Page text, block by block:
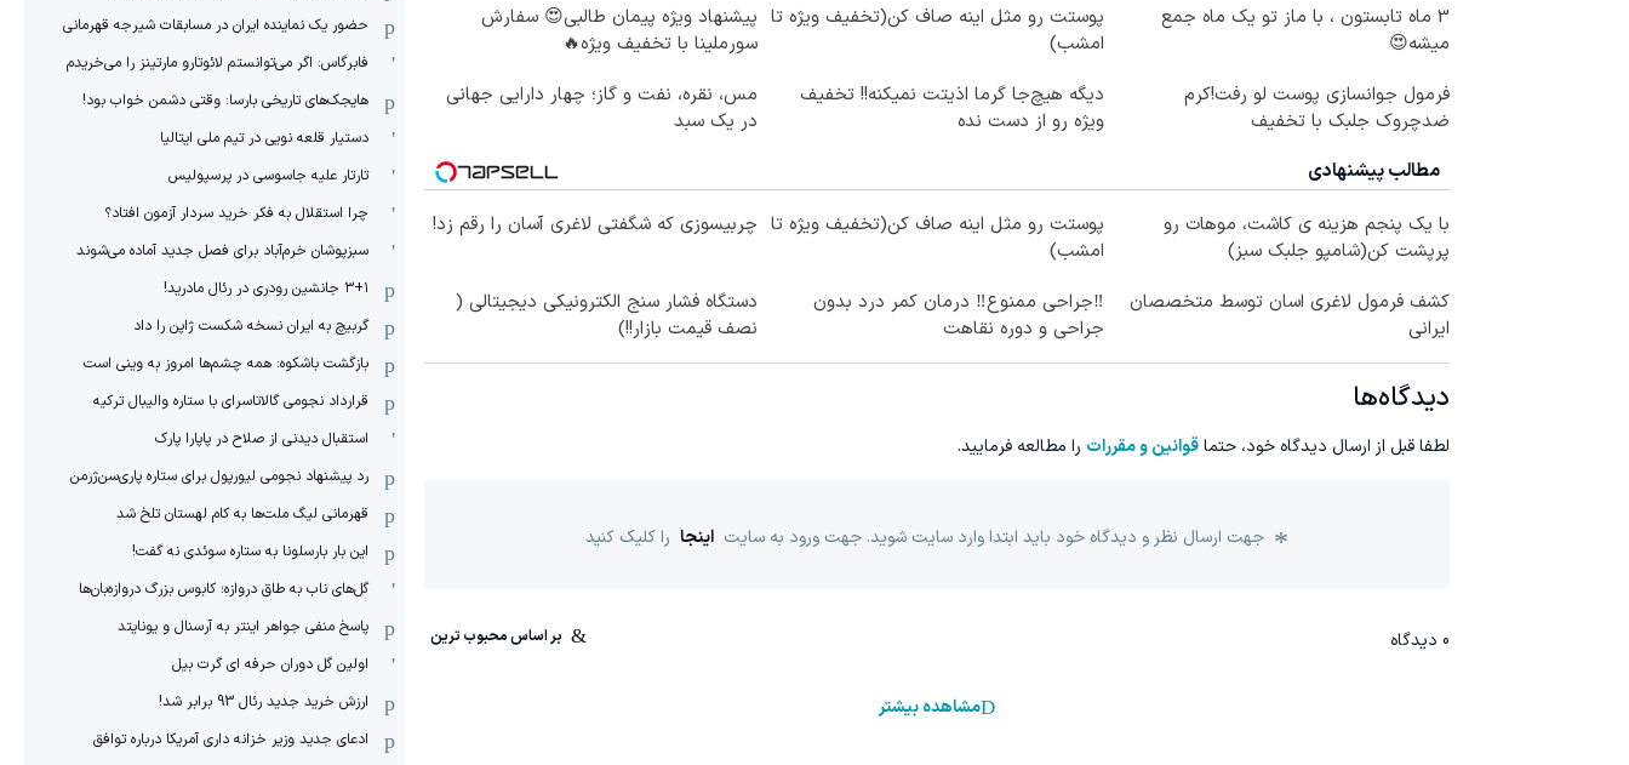
3 ماه تابستون ، با ماز تو یک ماه جمع
میشه😍
پوستت رو مثل اینه صاف کن(تخفیف ویژه تا
امشب)
پیشنهاد ویژه پیمان طالبی😍 سفارش
سورملینا با تخفیف ویژه🔥
فرمول جوانسازی پوست لو رفت!کرم
ضدچروک جلبک با تخفیف
دیگه هیچ‌جا گرما اذیتت نمیکنه!! تخفیف
ویژه رو از دست نده
مس، نقره، نفت و گاز؛ چهار دارایی جهانی
در یک سبد
مطالب پیشنهادی
با یک پنجم هزینه ی کاشت، موهات رو
پرپشت کن(شامپو جلبک سبز)
پوستت رو مثل اینه صاف کن(تخفیف ویژه تا
امشب)
چربیسوزی که شگفتی لاغری آسان را رقم زد!
کشف فرمول لاغری اسان توسط متخصصان
ایرانی
‼️جراحی ممنوع‼️ درمان کمر درد بدون
جراحی و دوره نقاهت
دستگاه فشار سنج الکترونیکی دیجیتالی (
نصف قیمت بازار!!)
دیدگاه‌ها
لطفا قبل از ارسال دیدگاه خود، حتماقوانین و مقررات را مطالعه فرمایید.
جهت ارسال نظر و دیدگاه خود باید ابتدا وارد سایت شوید. جهت ورود به سایت اینجا را کلیک کنید
0 دیدگاه
مشاهده بیشتر
حضور یک نماینده ایران در مسابقات شیرجه قهرمانی
فابرگاس: اگر می‌توانستم لائوتارو مارتینز را می‌خریدم
هایجک‌های تاریخی بارسا: وقتی دشمن خواب بود!
دستیار قلعه نویی در تیم ملی ایتالیا
تارتار علیه جاسوسی در پرسپولیس
چرا استقلال به فکر خرید سردار آزمون افتاد؟
سبزپوشان خرم‌آباد برای فصل جدید آماده می‌شوند
۳+۱ جانشین رودری در رئال مادرید!
گربیچ به ایران نسخه شکست ژاپن را داد
بازگشت باشکوه: همه چشم‌ها امروز به وینی است
قرارداد نجومی گالاتاسرای با ستاره والیبال ترکیه
استقبال دیدنی از صلاح در پاپارا پارک
رد پیشنهاد نجومی لیورپول برای ستاره پاری‌سن‌ژرمن
قهرمانی لیگ ملت‌ها به کام لهستان تلخ شد
این بار بارسلونا به ستاره سوئدی نه گفت!
گل‌های ناب به طاق دروازه؛ کابوس بزرگ دروازه‌بان‌ها
پاسخ منفی جواهر اینتر به آرسنال و یونایتد
اولین گل دوران حرفه ای گرت بیل
ارزش خرید جدید رئال 93 برابر شد!
ادعای جدید وزیر خزانه داری آمریکا درباره توافق